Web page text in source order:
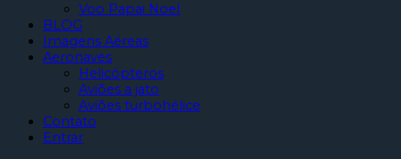
Voo Papai Noel
BLOG
Imagens Aéreas
Aeronaves
Helicópteros
Aviões a jato
Aviões turbohélice
Contato
Entrar